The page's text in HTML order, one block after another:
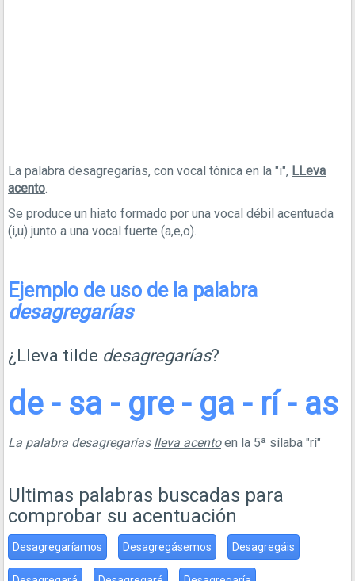
La palabra desagregarías, con vocal tónica en la "i", LLeva
acento.
Se produce un hiato formado por una vocal débil acentuada
(i,u) junto a una vocal fuerte (a,e,o).
Ejemplo de uso de la palabra
desagregarías
¿Lleva tilde desagregarías?
de - sa - gre - ga - rí - as
La palabra desagregarías lleva acentoen la 5ª sílaba "rí"
Ultimas palabras buscadas para
comprobar su acentuación
Desagregaríamos Desagregásemos Desagregáis